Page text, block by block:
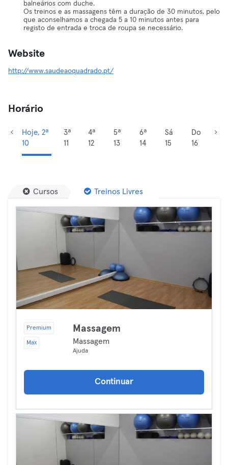
balneários com duche.
Os treinos e as massagens têm a duração de 30 minutos, pelo
que aconselhamos a chegada 5 a 10 minutos antes para
registo de entrada e troca de roupa se necessário.
Website
http://www.saudeaoquadrado.pt/
Horário
Hoje, 2ª
10
3ª
11
4ª
12
5ª
13
6ª
14
Sá
15
Do
16
Cursos Treinos Livres
Premium
Max
Massagem
Massagem
Ajuda
Continuar